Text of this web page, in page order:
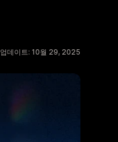
업데이트: 10월 29, 2025